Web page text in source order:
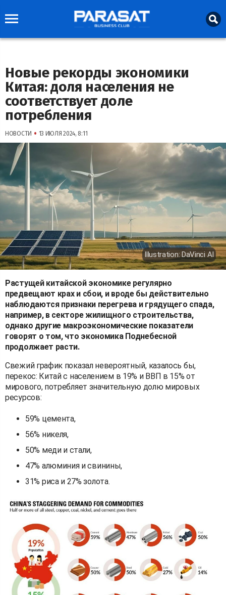
Новые рекорды экономики
Китая: доля населения не
соответствует доле
потребления
НОВОСТИ • 13 ИЮЛЯ 2024, 8:11
Illustration: DaVinci AI
Растущей китайской экономике регулярно
предвещают крах и сбои, и вроде бы действительно
наблюдаются признаки перегрева и грядущего спада,
например, в секторе жилищного строительства,
однако другие макроэкономические показатели
говорят о том, что экономика Поднебесной
продолжает расти.
Свежий график показал невероятный, казалось бы,
перекос: Китай с населением в 19% и ВВП в 15% от
мирового, потребляет значительную долю мировых
ресурсов:
59% цемента,
56% никеля,
50% меди и стали,
47% алюминия и свинины,
31% риса и 27% золота.